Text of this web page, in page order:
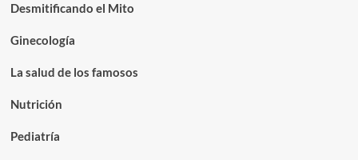
Desmitificando el Mito
Ginecología
La salud de los famosos
Nutrición
Pediatría